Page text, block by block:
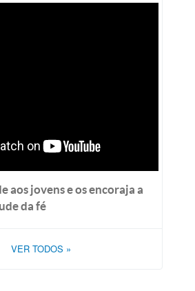
aos jovens e os encoraja a
da fé
VER TODOS »